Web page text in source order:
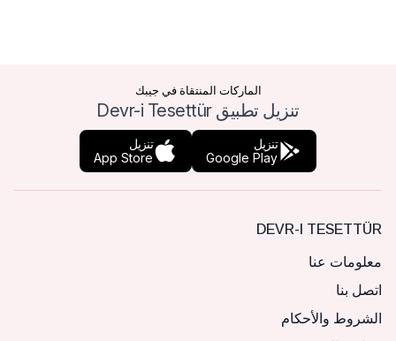
الماركات المنتقاة في جيبك
تنزيل تطبيق Devr-i Tesettür
تنزيل
Google Play
تنزيل
App Store
DEVR-I TESETTÜR
معلومات عنا
اتصل بنا
الشروط والأحكام